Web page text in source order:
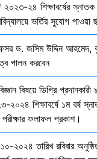
২৪ শিক্ষাবর্ষের স্নাতক
ভর্তির সুযোগ
ড. জসিম উদ্দিন আহমেদ,
পালন করবেন
বিষয়ে ডিগ্রি
২০২৪ শিক্ষাবর্ষে ১ম বর্ষ
পরীক্ষার ফলাফল প্রকাশ।
২০২৪ তারিখ রবিবার